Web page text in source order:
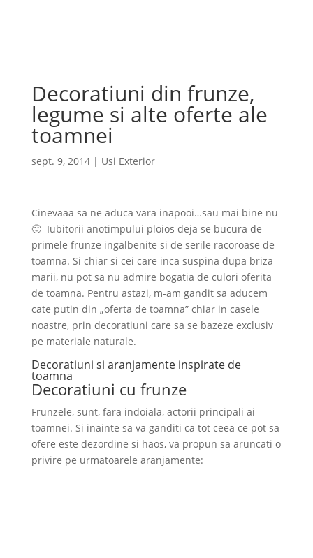
Decoratiuni din frunze,
legume si alte oferte ale
toamnei
sept. 9, 2014| Usi Exterior
Cinevaaa sa ne aduca vara inapooi…sau mai bine nu
🙂 Iubitorii anotimpului ploios deja se bucura de
primele frunze ingalbenite si de serile racoroase de
toamna. Si chiar si cei care inca suspina dupa briza
marii, nu pot sa nu admire bogatia de culori oferita
de toamna. Pentru astazi, m-am gandit sa aducem
cate putin din „oferta de toamna” chiar in casele
noastre, prin decoratiuni care sa se bazeze exclusiv
pe materiale naturale.
Decoratiuni si aranjamente inspirate de
toamna
Decoratiuni cu frunze
Frunzele, sunt, fara indoiala, actorii principali ai
toamnei. Si inainte sa va ganditi ca tot ceea ce pot sa
ofere este dezordine si haos, va propun sa aruncati o
privire pe urmatoarele aranjamente: